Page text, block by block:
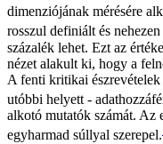
dimenziójának mérésére
rosszul definiált és
százalék lehet. Ezt az
nézet alakult ki, hogy a
A fenti kritikai észrevételek
utóbbi helyett -
alkotó mutatók számát. Az
egyharmad súllyal szerepel.